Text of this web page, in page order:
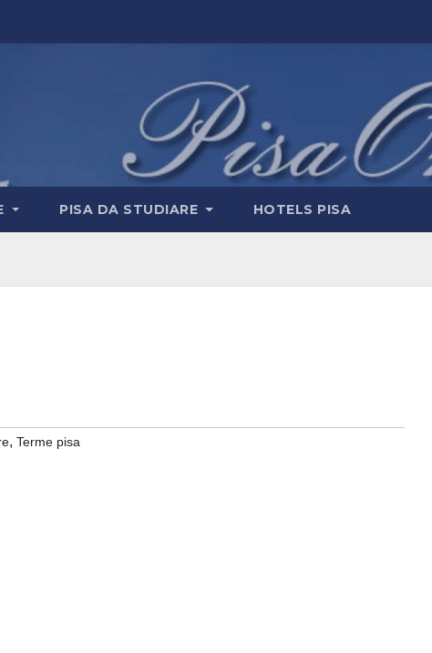
PISA DA STUDIARE HOTELS PISA
, Terme pisa